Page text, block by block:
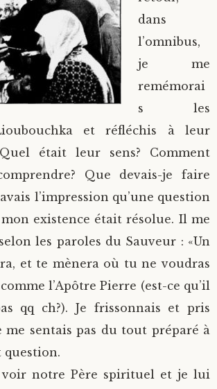
dans
l’omnibus,
je me
remémorai
s les
et réfléchis à leur
était leur sens? Comment
Que devais-je faire
l’impression qu’une question
existence était résolue. Il me
les paroles du Sauveur : «Un
et te mènera où tu ne voudras
comme l’Apôtre Pierre (est-ce qu’il
qq ch?). Je frissonnais et pris
me sentais pas du tout préparé à
voir notre Père spirituel et je lui